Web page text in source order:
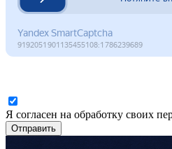
Я согласен на обработку своих
Отправить